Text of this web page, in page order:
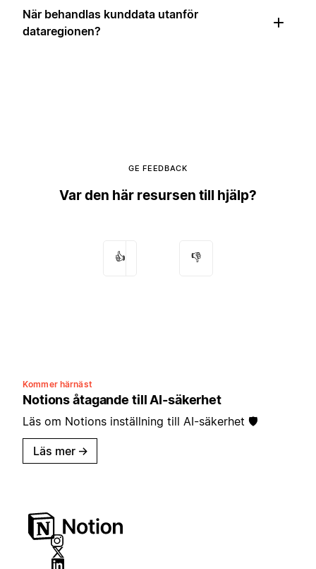
När behandlas kunddata utanför
dataregionen?
GE FEEDBACK
Var den här resursen till hjälp?
👍 👎
Kommer härnäst
Notions åtagande till AI-säkerhet
Läs om Notions inställning till AI-säkerhet 🛡️
Läs mer →